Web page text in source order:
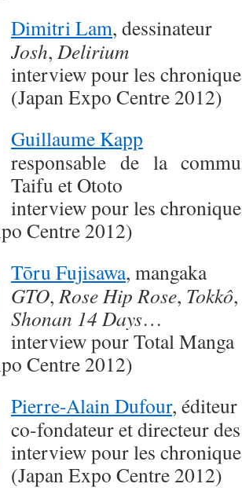
Dimitri Lam, dessinateur
Josh, Delirium
interview pour les
(Japan Expo Centre 2012)
Guillaume Kapp
responsable de la
Taifu et Ototo
interview pour les
Centre 2012)
Tōru Fujisawa, mangaka
GTO,Rose Hip Rose, Tokkô,
Shonan 14 Days…
interview pour Total Manga
Centre 2012)
Pierre-Alain Dufour, éditeur
co-fondateur et directeur
interview pour les
(Japan Expo Centre 2012)